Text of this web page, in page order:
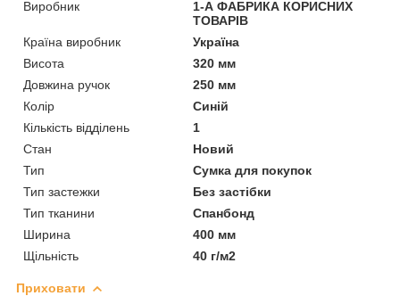
Виробник
1-А ФАБРИКА КОРИСНИХ
ТОВАРІВ
Країна виробник
Україна
Висота
320 мм
Довжина ручок
250 мм
Колір
Синій
Кількість відділень
1
Стан
Новий
Тип
Сумка для покупок
Тип застежки
Без застібки
Тип тканини
Спанбонд
Ширина
400 мм
Щільність
40 г/м2
Приховати